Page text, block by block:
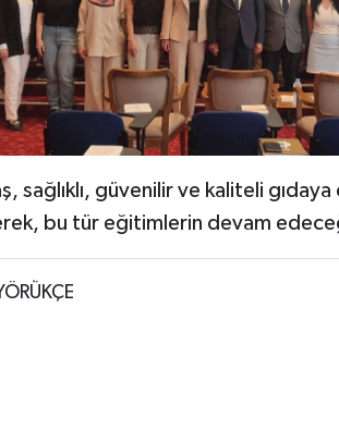
sağlıklı, güvenilir ve kaliteli
bu tür eğitimlerin devam